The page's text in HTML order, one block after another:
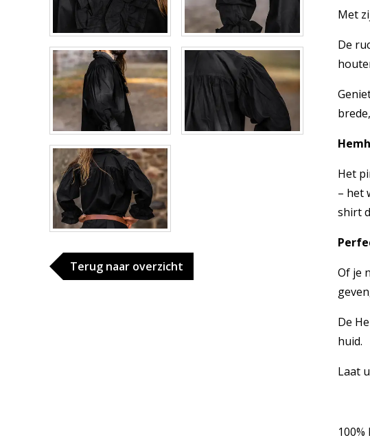
Terug naar overzicht
Met
De
Het
– het
shirt
Of je
De
huid.
Laat
100%